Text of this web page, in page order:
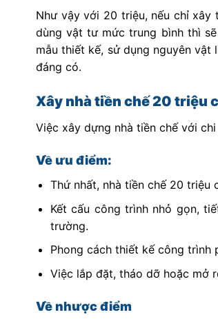
Như vậy với 20 triệu, nếu chỉ xây
dùng vật tư mức trung bình thì
mẫu thiết kế, sử dụng nguyên
đáng có.
Xây nhà tiền chế 20 triệu
Việc xây dựng nhà tiền chế với
Về ưu điểm:
Thứ nhất, nhà tiền chế 20 triệu
Kết cấu công trình nhỏ gọn,
trường.
Phong cách thiết kế công trình
Việc lắp đặt, tháo dỡ hoặc mở
Về nhược điểm